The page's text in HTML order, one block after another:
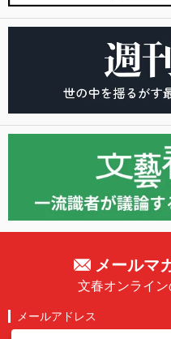
メールマ
文春オンライ
メールアドレス